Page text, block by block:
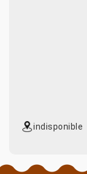
indisponible